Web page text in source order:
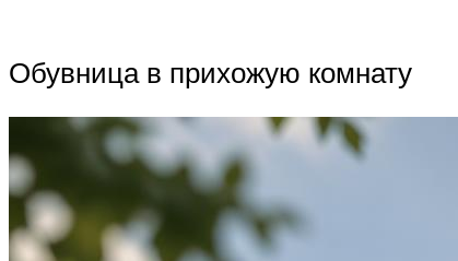
Обувница в прихожую комнату